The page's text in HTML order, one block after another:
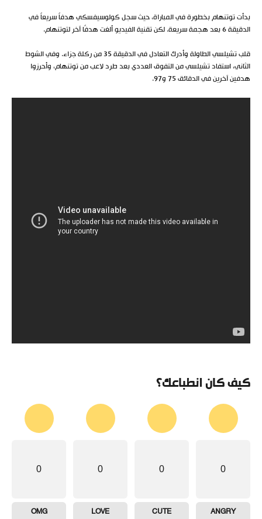
بدأت توتنهام بخطورة في المباراة، حيث سجل كولوسيفسكي هدفاً سريعاً في
الدقيقة 6 بعد هجمة سريعة. لكن تقنية الفيديو ألغت هدفًا آخر لتوتنهام.
قلب تشيلسي الطاولة وأدرك التعادل في الدقيقة 35 من ركلة جزاء. وفي الشوط
الثاني، استفاد تشيلسي من التفوق العددي بعد طرد لاعب من توتنهام، وأحرزوا
هدفين آخرين في الدقائق 75 و97.
كيف كان انطباعك؟
0
ANGRY
0
CUTE
0
LOVE
0
OMG